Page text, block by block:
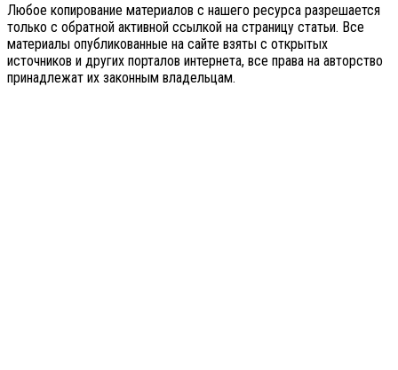
Любое копирование материалов с нашего ресурса разрешается
только с обратной активной ссылкой на страницу статьи. Все
материалы опубликованные на сайте взяты с открытых
источников и других порталов интернета, все права на авторство
принадлежат их законным владельцам.